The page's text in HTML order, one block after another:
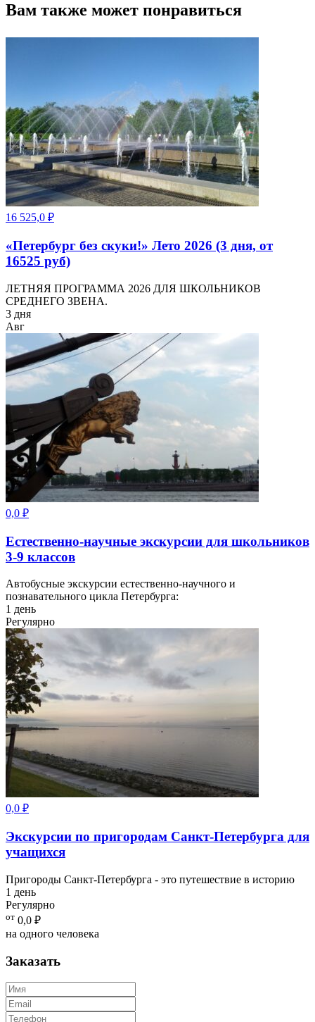
Вам также может понравиться
16 525,0 ₽
«Петербург без скуки!» Лето 2026 (3 дня, от
16525 руб)
ЛЕТНЯЯ ПРОГРАММА 2026 ДЛЯ ШКОЛЬНИКОВ
СРЕДНЕГО ЗВЕНА.
3 дня
Авг
0,0 ₽
Естественно-научные экскурсии для школьников
3-9 классов
Автобусные экскурсии естественно-научного и
познавательного цикла Петербурга:
1 день
Регулярно
0,0 ₽
Экскурсии по пригородам Санкт-Петербурга для
учащихся
Пригороды Санкт-Петербурга - это путешествие в историю
1 день
Регулярно
от 0,0 ₽
на одного человека
Заказать